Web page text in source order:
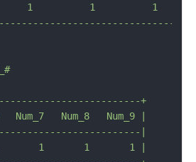
1          1          1
+
Num_7 Num_8 Num_9
|
1       1       1 |